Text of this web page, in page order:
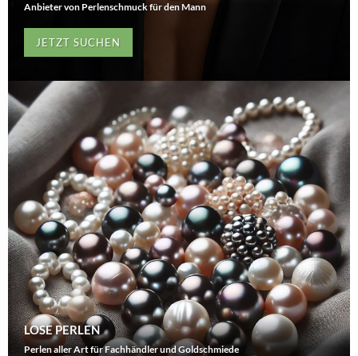
Anbieter von Perlenschmuck für den Mann
JETZT SUCHEN
LOSE PERLEN
Perlen aller Art für Fachhändler und Goldschmiede